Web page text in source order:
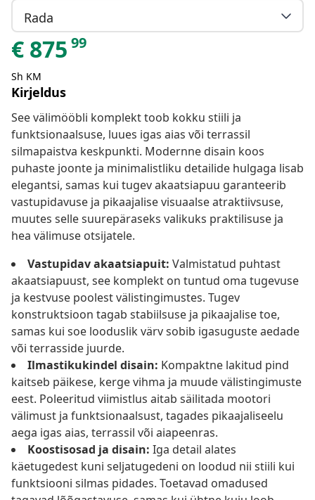
Rada
€ 875 99
Sh KM
Kirjeldus
See välimööbli komplekt toob kokku stiili ja
funktsionaalsuse, luues igas aias või terrassil
silmapaistva keskpunkti. Modernne disain koos
puhaste joonte ja minimalistliku detailide hulgaga lisab
elegantsi, samas kui tugev akaatsiapuu garanteerib
vastupidavuse ja pikaajalise visuaalse atraktiivsuse,
muutes selle suurepäraseks valikuks praktilisuse ja
hea välimuse otsijatele.
Vastupidav akaatsiapuit: Valmistatud puhtast
akaatsiapuust, see komplekt on tuntud oma tugevuse
ja kestvuse poolest välistingimustes. Tugev
konstruktsioon tagab stabiilsuse ja pikaajalise toe,
samas kui soe looduslik värv sobib igasuguste aedade
või terrasside juurde.
Ilmastikukindel disain: Kompaktne lakitud pind
kaitseb päikese, kerge vihma ja muude välistingimuste
eest. Poleeritud viimistlus aitab säilitada mootori
välimust ja funktsionaalsust, tagades pikaajaliseelu
aega igas aias, terrassil või aiapeenras.
Koostisosad ja disain: Iga detail alates
käetugedest kuni seljatugedeni on loodud nii stiili kui
funktsiooni silmas pidades. Toetavad omadused